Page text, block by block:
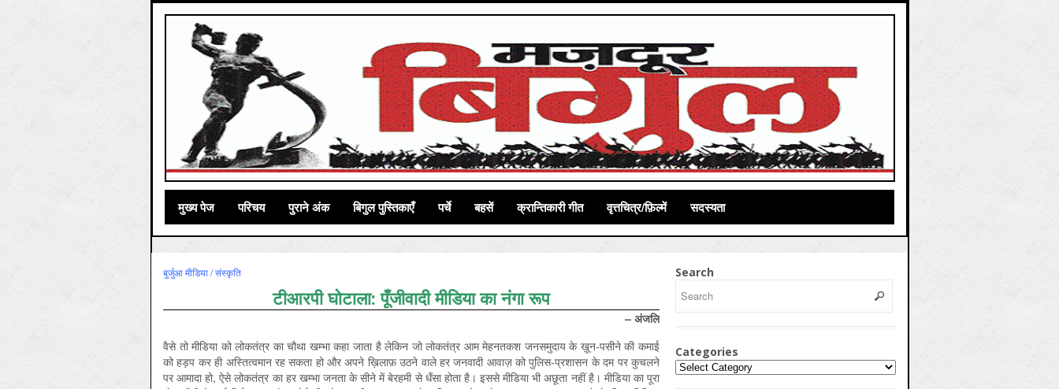
मुख्‍य पेज परिचय पुराने अंक बिगुल पुस्तिकाएँ पर्चे बहसें क्रान्तिकारी गीत वृत्तचित्र/फ़िल्में सदस्यता
बुर्जुआ मीडिया / संस्कृति
टीआरपी घोटाला: पूँजीवादी मीडिया का नंगा रूप
– अंजलि
वैसे तो मीडिया को लोकतंत्र का चौथा खम्भा कहा जाता है लेकिन जो लोकतंत्र आम मेहनतकश जनसमुदाय के ख़ून-पसीने की कमाई
को हड़प कर ही अस्तित्वमान रह सकता हो और अपने ख़िलाफ़ उठने वाले हर जनवादी आवाज़ को पुलिस-प्रशासन के दम पर कुचलने
पर आमादा हो, ऐसे लोकतंत्र का हर खम्भा जनता के सीने में बेरहमी से धँसा होता है। इससे मीडिया भी अछूता नहीं है। मीडिया का पूरा
Search
Categories
Categories